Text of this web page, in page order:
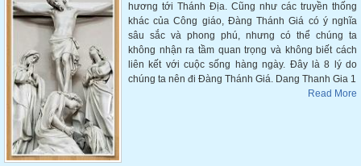
hương tới Thánh Địa. Cũng như các truyền thống
khác của Công giáo, Đàng Thánh Giá có ý nghĩa
sâu sắc và phong phú, nhưng có thể chúng ta
không nhận ra tầm quan trọng và không biết cách
liên kết với cuộc sống hàng ngày. Đây là 8 lý do
chúng ta nên đi Đàng Thánh Giá. Dang Thanh Gia 1
Read More